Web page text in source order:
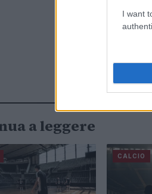
I want
a leggere
CALCIO